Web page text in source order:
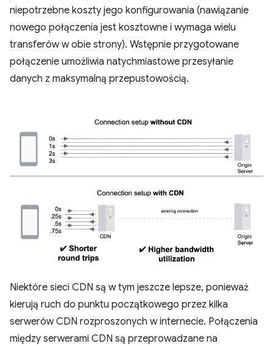
niepotrzebne koszty jego konfigurowania (nawiązanie
nowego połączenia jest kosztowne i wymaga wielu
transferów w obie strony). Wstępnie przygotowane
połączenie umożliwia natychmiastowe przesyłanie
danych z maksymalną przepustowością.
Niektóre sieci CDN są w tym jeszcze lepsze, ponieważ
kierują ruch do punktu początkowego przez kilka
serwerów CDN rozproszonych w internecie. Połączenia
między serwerami CDN są przeprowadzane na